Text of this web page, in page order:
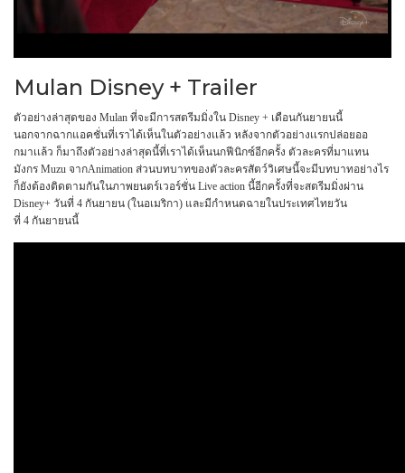
Mulan Disney + Trailer
ตัวอย่างล่าสุดของ Mulan ที่จะมีการสตรีมมิ่งใน Disney + เดือนกันยายนนี้
นอกจากฉากแอคชั่นที่เราได้เห็นในตัวอย่างเเล้ว หลังจากตัวอย่างเเรกปล่อยออ
กมาเเล้ว ก็มาถึงตัวอย่างล่าสุดนี้ที่เราได้เห็นนกฟีนิกซ์อีกครั้ง ตัวละครที่มาแทน
มังกร Muzu จากAnimation ส่วนบทบาทของตัวละครสัตว์วิเศษนี้จะมีบทบาทอย่างไร
ก็ยังต้องติดตามกันในภาพยนตร์เวอร์ชั่น Live action นี้อีกครั้งที่จะสตรีมมิ่งผ่าน
Disney+ วันที่ 4 กันยายน (ในอเมริกา) และมีกำหนดฉายในประเทศไทยวัน
ที่ 4 กันยายนนี้